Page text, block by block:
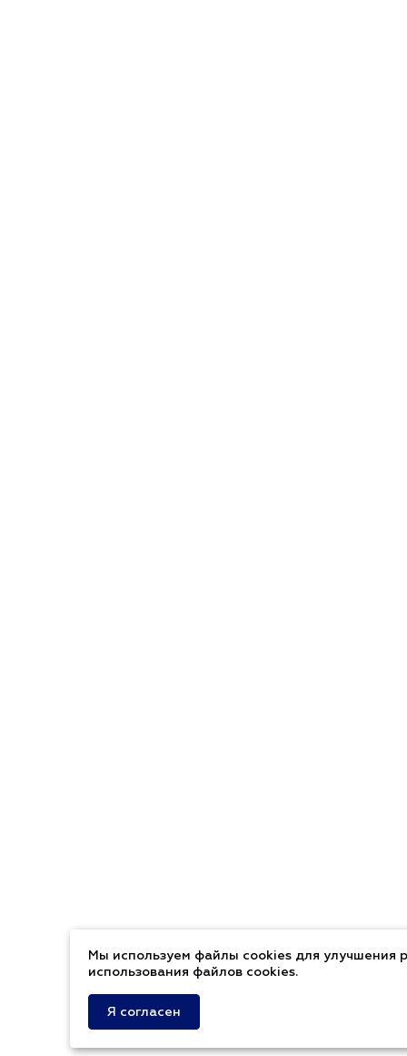
Мы используем файлы cookies для улучшения
использования файлов cookies.
Я согласен